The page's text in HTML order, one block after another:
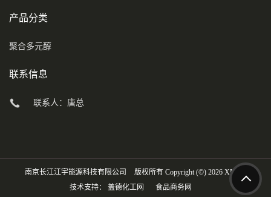
产品分类
聚合多元醇
联系信息
联系人：唐总
南京长江江宇能源科技有限公司 版权所有 Copyright (©) 2026 XML
技术支持： 盖德化工网 食品商务网